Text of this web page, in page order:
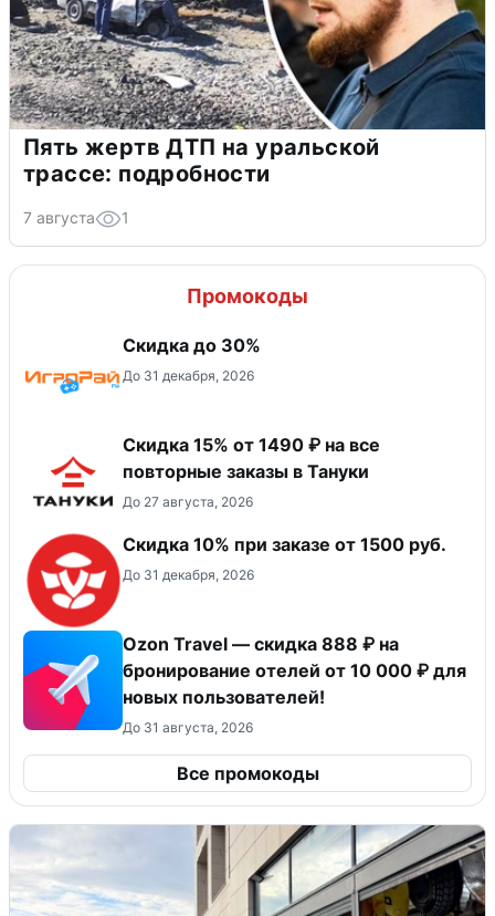
Пять жертв ДТП на уральской
трассе: подробности
7 августа 1
Промокоды
Скидка до 30%
До 31 декабря, 2026
Скидка 15% от 1490 ₽ на все
повторные заказы в Тануки
До 27 августа, 2026
Скидка 10% при заказе от 1500 руб.
До 31 декабря, 2026
Ozon Travel — скидка 888 ₽ на
бронирование отелей от 10 000 ₽ для
новых пользователей!
До 31 августа, 2026
Все промокоды